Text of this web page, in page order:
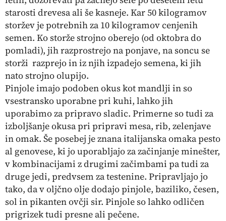
starosti drevesa ali še kasneje. Kar 50 kilogramov
storžev je potrebnih za 10 kilogramov cenjenih
semen. Ko storže strojno oberejo (od oktobra do
pomladi), jih razprostrejo na ponjave, na soncu se
storži razprejo in iz njih izpadejo semena, ki jih
nato strojno olupijo.
Pinjole imajo podoben okus kot mandlji in so
vsestransko uporabne pri kuhi, lahko jih
uporabimo za pripravo sladic. Primerne so tudi za
izboljšanje okusa pri pripravi mesa, rib, zelenjave
in omak. Še posebej je znana italijanska omaka pesto
al genovese, ki jo uporabljajo za začinjanje minešter,
v kombinacijami z drugimi začimbami pa tudi za
druge jedi, predvsem za testenine. Pripravljajo jo
tako, da v oljčno olje dodajo pinjole, baziliko, česen,
sol in pikanten ovčji sir. Pinjole so lahko odličen
prigrizek tudi presne ali pečene.